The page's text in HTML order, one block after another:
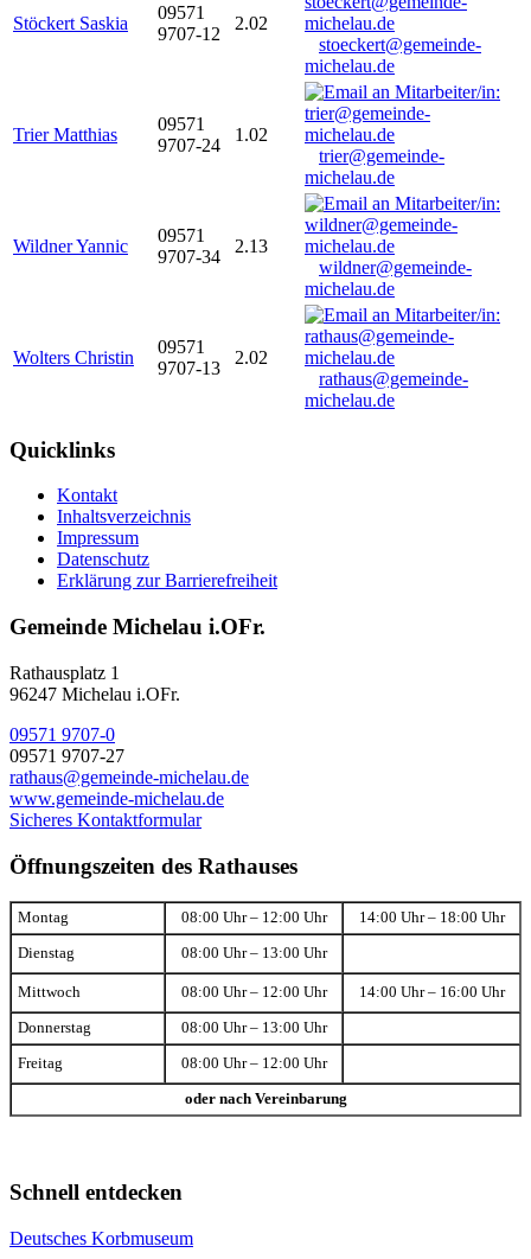
Stöckert Saskia
09571
9707-12
2.02
stoeckert@gemeinde-
michelau.de
Trier Matthias
09571
9707-24
1.02
trier@gemeinde-
michelau.de
Wildner Yannic
09571
9707-34
2.13
wildner@gemeinde-
michelau.de
Wolters Christin
09571
9707-13
2.02
rathaus@gemeinde-
michelau.de
Quicklinks
Kontakt
Inhaltsverzeichnis
Impressum
Datenschutz
Erklärung zur Barrierefreiheit
Gemeinde Michelau i.OFr.
Rathausplatz 1
96247 Michelau i.OFr.
09571 9707-0
09571 9707-27
rathaus@gemeinde-michelau.de
www.gemeinde-michelau.de
Sicheres Kontaktformular
Öffnungszeiten des Rathauses
Montag 08:00 Uhr – 12:00 Uhr 14:00 Uhr – 18:00 Uhr
Dienstag 08:00 Uhr – 13:00 Uhr
Mittwoch 08:00 Uhr – 12:00 Uhr 14:00 Uhr – 16:00 Uhr
Donnerstag 08:00 Uhr – 13:00 Uhr
Freitag 08:00 Uhr – 12:00 Uhr
oder nach Vereinbarung
Schnell entdecken
Deutsches Korbmuseum